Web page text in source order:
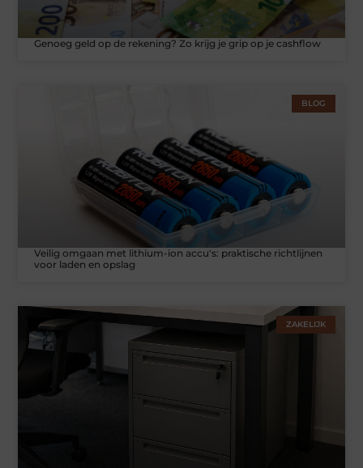
Genoeg geld op de rekening? Zo krijg je grip op je cashflow
BLOG
Veilig omgaan met lithium-ion accu's: praktische richtlijnen
voor laden en opslag
ZAKELIJK